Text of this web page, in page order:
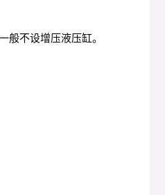
般不设增压液压缸。